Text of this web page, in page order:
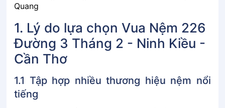
Quang
1. Lý do lựa chọn Vua Nệm 226
Đường 3 Tháng 2 - Ninh Kiều -
Cần Thơ
1.1 Tập͏͏ hợp͏͏ nhiều͏͏ thương͏͏ hiệu͏͏ nệm͏͏ nổi͏͏
tiếng